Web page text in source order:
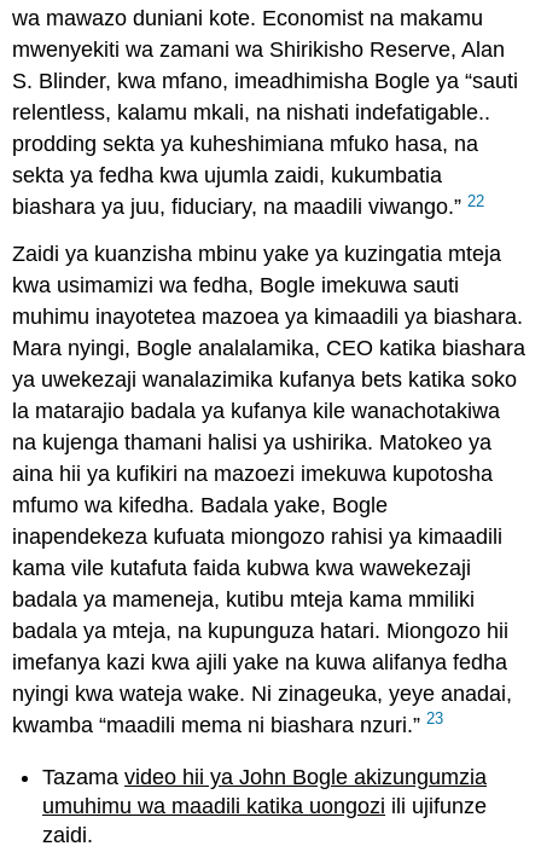
wa mawazo duniani kote. Economist na makamu
mwenyekiti wa zamani wa Shirikisho Reserve, Alan
S. Blinder, kwa mfano, imeadhimisha Bogle ya “sauti
relentless, kalamu mkali, na nishati indefatigable..
prodding sekta ya kuheshimiana mfuko hasa, na
sekta ya fedha kwa ujumla zaidi, kukumbatia
biashara ya juu, fiduciary, na maadili viwango.”22
Zaidi ya kuanzisha mbinu yake ya kuzingatia mteja
kwa usimamizi wa fedha, Bogle imekuwa sauti
muhimu inayotetea mazoea ya kimaadili ya biashara.
Mara nyingi, Bogle analalamika, CEO katika biashara
ya uwekezaji wanalazimika kufanya bets katika soko
la matarajio badala ya kufanya kile wanachotakiwa
na kujenga thamani halisi ya ushirika. Matokeo ya
aina hii ya kufikiri na mazoezi imekuwa kupotosha
mfumo wa kifedha. Badala yake, Bogle
inapendekeza kufuata miongozo rahisi ya kimaadili
kama vile kutafuta faida kubwa kwa wawekezaji
badala ya mameneja, kutibu mteja kama mmiliki
badala ya mteja, na kupunguza hatari. Miongozo hii
imefanya kazi kwa ajili yake na kuwa alifanya fedha
nyingi kwa wateja wake. Ni zinageuka, yeye anadai,
kwamba “maadili mema ni biashara nzuri.”23
Tazamavideo hii ya John Bogle akizungumzia
umuhimu wa maadili katika uongozi ili ujifunze
zaidi.